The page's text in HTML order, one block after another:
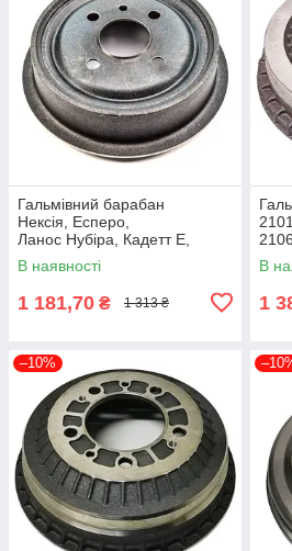
Гальмівний барабан
Нексія, Есперо,
Ланос Нубіра, Кадетт E,
Вектра A, Комбо (95175281)
Bosch 0986477018
В наявності
1 181,70 ₴ 1 313 ₴
В
1
–10%